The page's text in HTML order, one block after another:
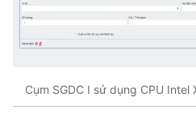
Cụm SGDC I sử dụng CPU